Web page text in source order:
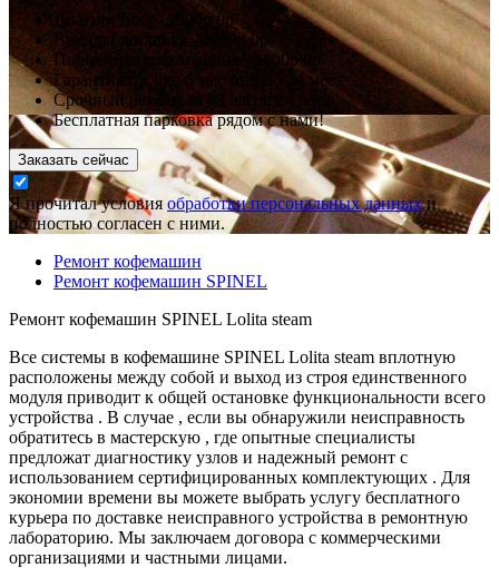
Диагностика -1500р 0р
Выезд и доставка -
1000р0р
Подменная кофемашина - 2000р0р
Гарантия
от 3 до 6 мес от 6 до 24 мес.
Срочный ремонт за
48 часов
24 часа
Бесплатная парковка рядом с нами!
Заказать сейчас
Я прочитал условия обработки персональных данныхи
полностью согласен с ними.
Ремонт кофемашин
Ремонт кофемашин SPINEL
Ремонт кофемашин SPINEL Lolita steam
Все системы в кофемашине SPINEL Lolita steam вплотную
расположены между собой и выход из строя единственного
модуля приводит к общей остановке функциональности всего
устройства . В случае , если вы обнаружили неисправность
обратитесь в мастерскую , где опытные специалисты
предложат диагностику узлов и надежный ремонт с
использованием сертифицированных комплектующих . Для
экономии времени вы можете выбрать услугу бесплатного
курьера по доставке неисправного устройства в ремонтную
лабораторию. Мы заключаем договора с коммерческими
организациями и частными лицами.